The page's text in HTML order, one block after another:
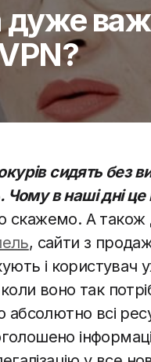
дуже
сидять без
в наші дні це
скажемо. А
, сайти з
і
воно так
всі